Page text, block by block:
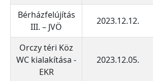
Bérházfelújítás
III. – JVÖ
2023.12.12.
Orczy téri Köz
WC kialakítása -
EKR
2023.12.05.